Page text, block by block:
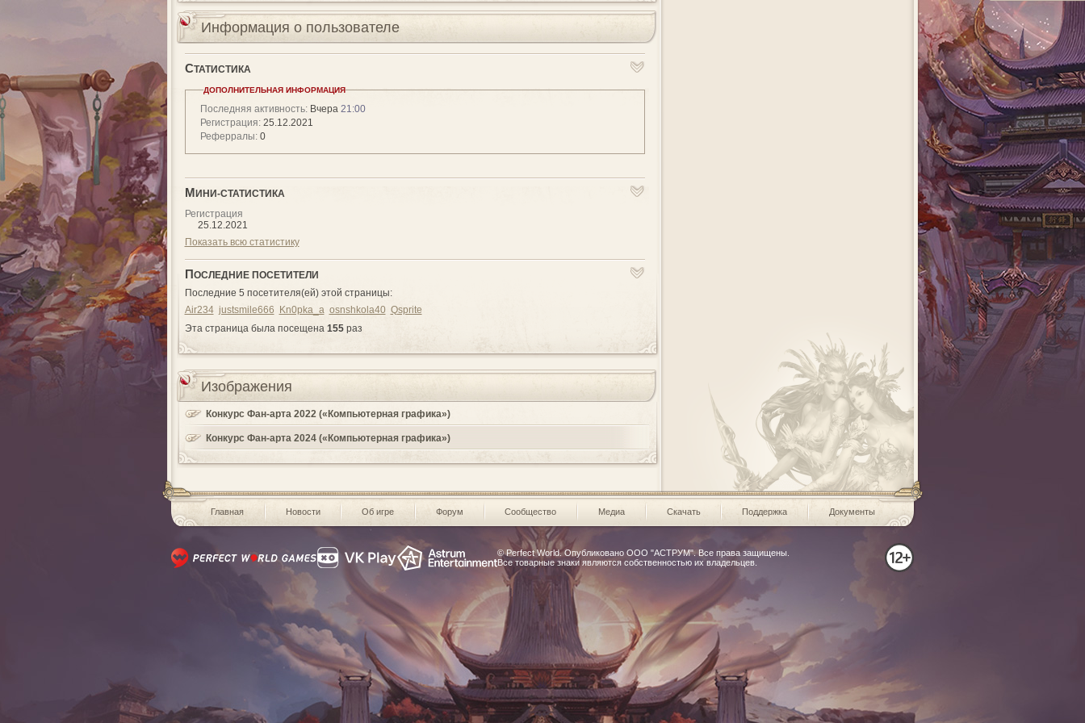
Информация о пользователе
СТАТИСТИКА
ДОПОЛНИТЕЛЬНАЯ ИНФОРМАЦИЯ
Последняя активность:Вчера 21:00
Регистрация:25.12.2021
Реферралы:0
М ИНИ-СТАТИСТИКА
Регистрация
25.12.2021
Показать всю статистику
ПОСЛЕДНИЕ ПОСЕТИТЕЛИ
Последние 5 посетителя(ей) этой страницы:
Air234 justsmile666 Kn0pka_a osnshkola40 Qsprite
Эта страница была посещена 155раз
Изображения
Конкурс Фан-арта 2022 («Компьютерная графика»)
Конкурс Фан-арта 2024 («Компьютерная графика»)
Главная Новости Об игре Форум Сообщество Медиа Скачать Поддержка Документы
© Perfect World. Опубликовано ООО "АСТРУМ". Все права защищены.
Все товарные знаки являются собственностью их владельцев.